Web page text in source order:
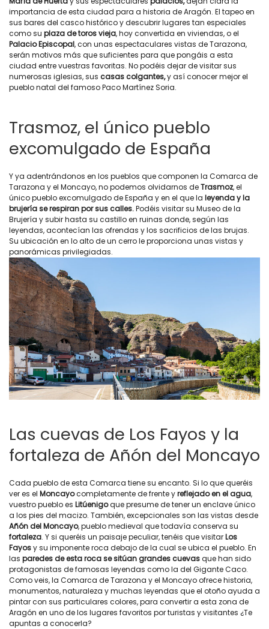
importancia de esta ciudad para a historia de Aragón. El tapeo en
sus bares del casco histórico y descubrir lugares tan especiales
como su plaza de toros vieja, hoy convertida en viviendas, o el
Palacio Episcopal, con unas espectaculares vistas de Tarazona,
serán motivos más que suficientes para que pongáis a esta
ciudad entre vuestras favoritas. No podéis dejar de visitar sus
numerosas iglesias, sus casas colgantes,y así conocer mejor el
pueblo natal del famoso Paco Martínez Soria.
Trasmoz, el único pueblo
excomulgado de España
Y ya adentrándonos en los pueblos que componen la Comarca de
Tarazona y el Moncayo, no podemos olvidarnos deTrasmoz, el
único pueblo excomulgado de España y en el que la leyenda y la
brujería se respiran por sus calles.Podéis visitar su Museo de la
Brujería y subir hasta su castillo en ruinas donde, según las
leyendas, acontecían las ofrendas y los sacrificios de las brujas.
Su ubicación en lo alto de un cerro le proporciona unas vistas y
panorámicas privilegiadas.
Las cuevas de Los Fayos y la
fortaleza de Añón del Moncayo
Cada pueblo de esta Comarca tiene su encanto. Si lo que queréis
ver es el Moncayocompletamente de frente yreflejado en el agua,
vuestro pueblo es Litúenigoque presume de tener un enclave único
a los pies del macizo. También, excepcionales son las vistas desde
Añón del Moncayo, pueblo medieval que todavía conserva su
fortaleza. Y si queréis un paisaje peculiar, tenéis que visitarLos
Fayosy su imponente roca debajo de la cual se ubica el pueblo. En
las paredes de esta roca se sitúan grandes cuevasque han sido
protagonistas de famosas leyendas como la del Gigante Caco.
Como veis, la Comarca de Tarazona y el Moncayo ofrece historia,
monumentos, naturaleza y muchas leyendas que el otoño ayuda a
pintar con sus particulares colores, para convertir a esta zona de
Aragón en uno de los lugares favoritos por turistas y visitantes ¿Te
apuntas a conocerla?